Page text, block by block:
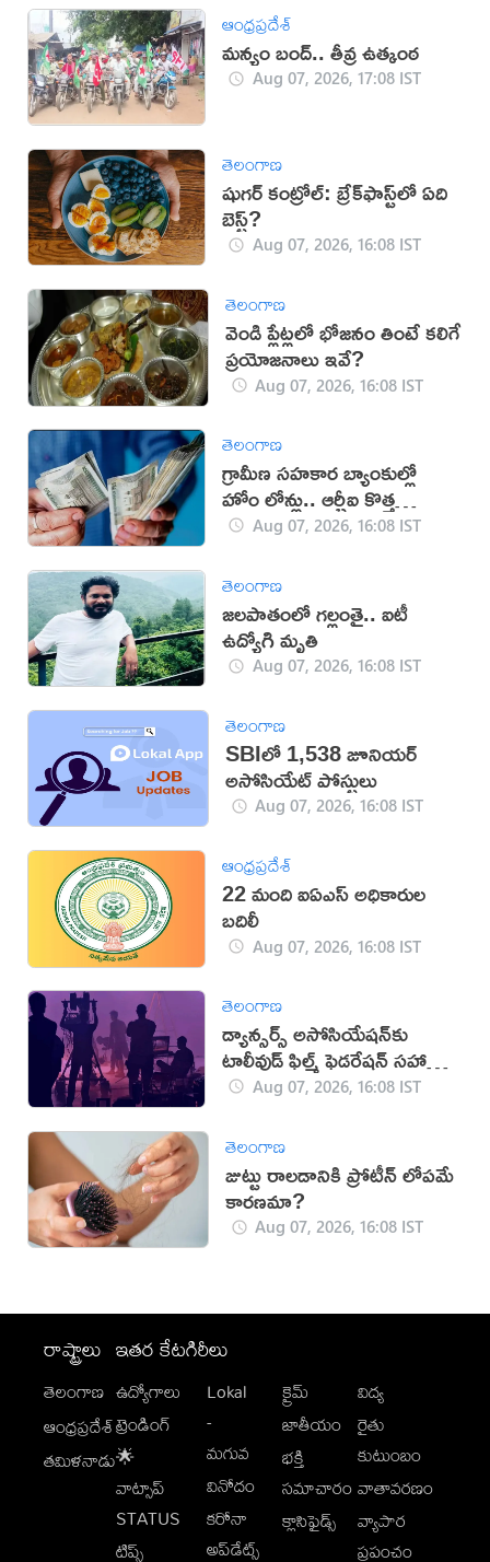
ఆంధ్రప్రదేశ్
మన్యం బంద్.. తీవ్ర ఉత్కంఠ
Aug 07, 2026, 17:08 IST
తెలంగాణ
షుగర్ కంట్రోల్: బ్రేక్‌ఫాస్ట్‌లో ఏది
బెస్ట్?
Aug 07, 2026, 16:08 IST
తెలంగాణ
వెండి ప్లేట్లలో భోజనం తింటే కలిగే
ప్రయోజనాలు ఇవే?
Aug 07, 2026, 16:08 IST
తెలంగాణ
గ్రామీణ సహకార బ్యాంకుల్లో
హోం లోన్లు.. ఆర్బీఐ కొత్త
నిబంధనలు
Aug 07, 2026, 16:08 IST
తెలంగాణ
జలపాతంలో గల్లంతై.. ఐటీ
ఉద్యోగి మృతి
Aug 07, 2026, 16:08 IST
తెలంగాణ
SBIలో 1,538 జూనియర్
అసోసియేట్ పోస్టులు
Aug 07, 2026, 16:08 IST
ఆంధ్రప్రదేశ్
22 మంది ఐఏఎస్‌ అధికారుల
బదిలీ
Aug 07, 2026, 16:08 IST
తెలంగాణ
డ్యాన్సర్స్ అసోసియేషన్‌కు
టాలీవుడ్ ఫిల్మ్ ఫెడరేషన్ సహాయ
నిరాకరణ
Aug 07, 2026, 16:08 IST
తెలంగాణ
జుట్టు రాలడానికి ప్రోటీన్ లోపమే
కారణమా?
Aug 07, 2026, 16:08 IST
రాష్ట్రాలు
తెలంగాణ
ఆంధ్రప్రదేశ్
తమిళనాడు
ఇతర కేటగిరీలు
ఉద్యోగాలు
ట్రెండింగ్
🌟
వాట్సాప్
STATUS
టిప్స్
Lokal
-
మగువ
వినోదం
కరోనా
అప్‌డేట్స్
క్రైమ్
జాతీయం
భక్తి
సమాచారం
క్లాసిఫైడ్స్
విద్య
రైతు
కుటుంబం
వాతావరణం
వ్యాపార
ప్రపంచం